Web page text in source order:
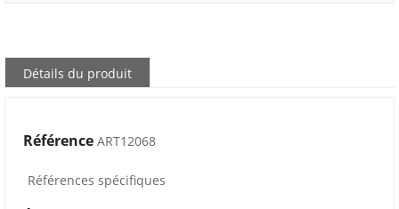
Détails du produit
Référence ART12068
Références spécifiques